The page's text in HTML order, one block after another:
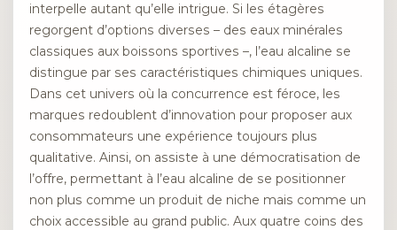
interpelle autant qu’elle intrigue. Si les étagères
regorgent d’options diverses – des eaux minérales
classiques aux boissons sportives –, l’eau alcaline se
distingue par ses caractéristiques chimiques uniques.
Dans cet univers où la concurrence est féroce, les
marques redoublent d’innovation pour proposer aux
consommateurs une expérience toujours plus
qualitative. Ainsi, on assiste à une démocratisation de
l’offre, permettant à l’eau alcaline de se positionner
non plus comme un produit de niche mais comme un
choix accessible au grand public. Aux quatre coins des